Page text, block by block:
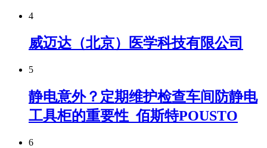
4
威迈达（北京）医学科技有限公司
5
静电意外？定期维护检查车间防静电
工具柜的重要性_佰斯特POUSTO
6